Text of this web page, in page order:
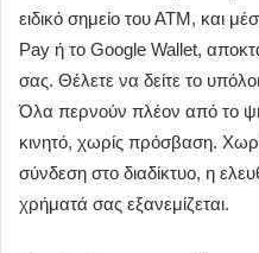
ειδικό σημείο του ΑΤΜ, και
Pay ή το Google Wallet,
σας. Θέλετε να δείτε το
Όλα περνούν πλέον από το
κινητό, χωρίς πρόσβαση.
σύνδεση στο διαδίκτυο, η
χρήματά σας εξανεμίζεται.